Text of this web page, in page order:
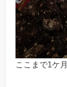
ここまで1ケ